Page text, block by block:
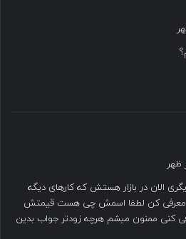
الان در بازار هستش که کارهای دیگه
معرفی کن لطفا اسمش چی هست قیمتش
کنی ممنون میشم هرچه زودتر جواب بدین